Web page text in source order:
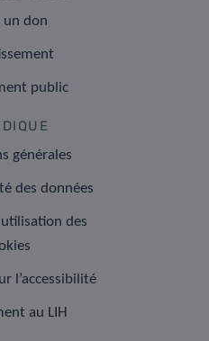
un don
public
générales
des données
des
l’accessibilité
au LIH